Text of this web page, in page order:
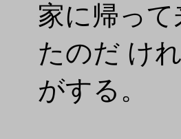
家に帰っ
たのだ け
がする。